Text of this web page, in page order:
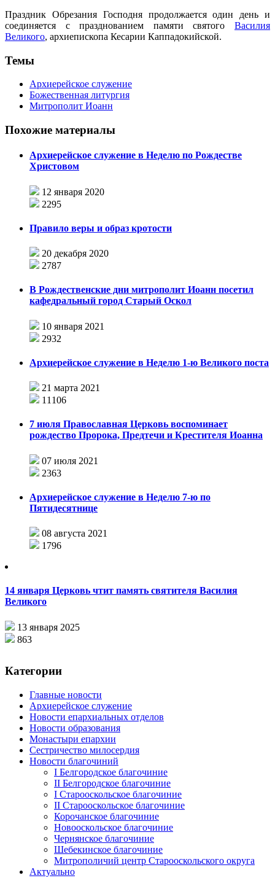
Праздник Обрезания Господня продолжается один день и
соединяется с празднованием памяти святого
Василия
Великого, архиепископа Кесарии Каппадокийской.
Темы
Архиерейское служение
Божественная литургия
Митрополит Иоанн
Похожие материалы
Архиерейское служение в Неделю по Рождестве
Христовом
12 января 2020
2295
Правило веры и образ кротости
20 декабря 2020
2787
В Рождественские дни митрополит Иоанн посетил
кафедральный город Старый Оскол
10 января 2021
2932
Архиерейское служение в Неделю 1-ю Великого поста
21 марта 2021
11106
7 июля Православная Церковь воспоминает
рождество Пророка, Предтечи и Крестителя Иоанна
07 июля 2021
2363
Архиерейское служение в Неделю 7-ю по
Пятидесятнице
08 августа 2021
1796
14 января Церковь чтит память святителя Василия
Великого
13 января 2025
863
Категории
Главные новости
Архиерейское служение
Новости епархиальных отделов
Новости образования
Монастыри епархии
Сестричество милосердия
Новости благочиний
I Белгородское благочиние
II Белгородское благочиние
I Старооскольское благочиние
II Старооскольское благочиние
Корочанское благочиние
Новооскольское благочиние
Чернянское благочиние
Шебекинское благочиние
Митрополичий центр Старооскольского округа
Актуально